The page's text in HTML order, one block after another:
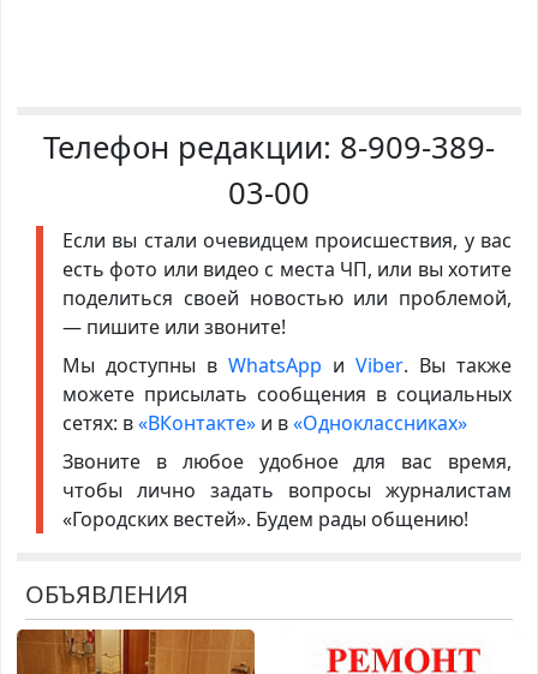
Телефон редакции: 8-909-389-
03-00
Если вы стали очевидцем происшествия, у вас
есть фото или видео с места ЧП, или вы хотите
поделиться своей новостью или проблемой,
— пишите или звоните!
Мы доступны в WhatsApp иViber. Вы также
можете присылать сообщения в социальных
сетях: в«ВКонтакте»и в«Одноклассниках»
Звоните в любое удобное для вас время,
чтобы лично задать вопросы журналистам
«Городских вестей». Будем рады общению!
ОБЪЯВЛЕНИЯ